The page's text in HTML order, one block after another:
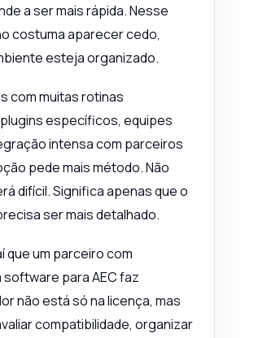
a ser mais rápida. Nesse
costuma aparecer cedo,
esteja organizado.
com muitas rotinas
específicos, equipes
intensa com parceiros
pede mais método. Não
difícil. Significa apenas que o
ser mais detalhado.
que um parceiro com
para AEC faz
não está só na licença, mas
compatibilidade, organizar